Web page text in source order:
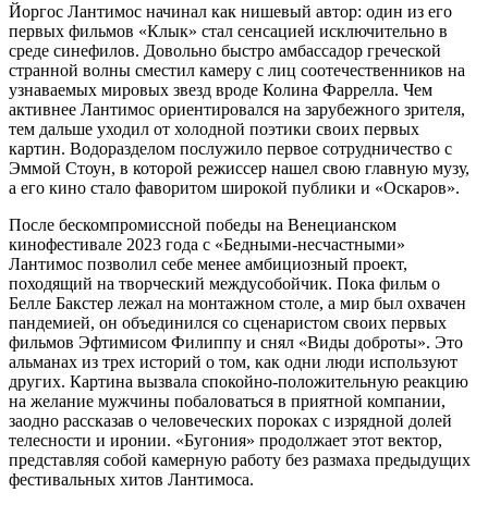
Йоргос Лантимос начинал как нишевый автор: один из его
первых фильмов «Клык» стал сенсацией исключительно в
среде синефилов. Довольно быстро амбассадор греческой
странной волны сместил камеру с лиц соотечественников на
узнаваемых мировых звезд вроде Колина Фаррелла. Чем
активнее Лантимос ориентировался на зарубежного зрителя,
тем дальше уходил от холодной поэтики своих первых
картин. Водоразделом послужило первое сотрудничество с
Эммой Стоун, в которой режиссер нашел свою главную музу,
а его кино стало фаворитом широкой публики и «Оскаров».
После бескомпромиссной победы на Венецианском
кинофестивале 2023 года с «Бедными-несчастными»
Лантимос позволил себе менее амбициозный проект,
походящий на творческий междусобойчик. Пока фильм о
Белле Бакстер лежал на монтажном столе, а мир был охвачен
пандемией, он объединился со сценаристом своих первых
фильмов Эфтимисом Филиппу и снял «Виды доброты». Это
альманах из трех историй о том, как одни люди используют
других. Картина вызвала спокойно-положительную реакцию
на желание мужчины побаловаться в приятной компании,
заодно рассказав о человеческих пороках с изрядной долей
телесности и иронии. «Бугония» продолжает этот вектор,
представляя собой камерную работу без размаха предыдущих
фестивальных хитов Лантимоса.